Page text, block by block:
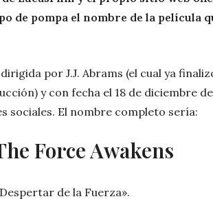
de pompa el nombre de la película
por J.J. Abrams (el cual ya
y con fecha el 18 de diciembre de
sociales. El nombre completo sería:
Force Awakens
de la Fuerza».